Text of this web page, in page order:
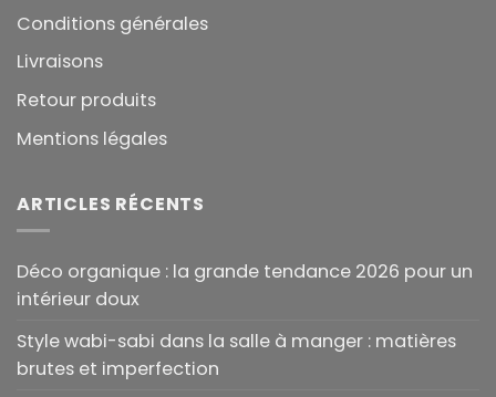
Conditions générales
Livraisons
Retour produits
Mentions légales
ARTICLES RÉCENTS
Déco organique : la grande tendance 2026 pour un
intérieur doux
Style wabi-sabi dans la salle à manger : matières
brutes et imperfection